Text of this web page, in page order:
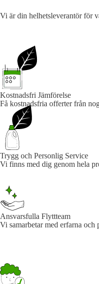
Vi är din helhetsleverantör för
Kostnadsfri Jämförelse
Få kostnadsfria offerter från
Trygg och Personlig Service
Vi finns med dig genom hela
Ansvarsfulla Flyttteam
Vi samarbetar med erfarna